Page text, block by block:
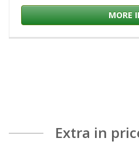
MORE
Extra in